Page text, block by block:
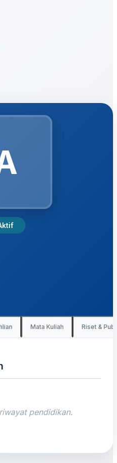
Mata Kuliah Riset &
pendidikan.